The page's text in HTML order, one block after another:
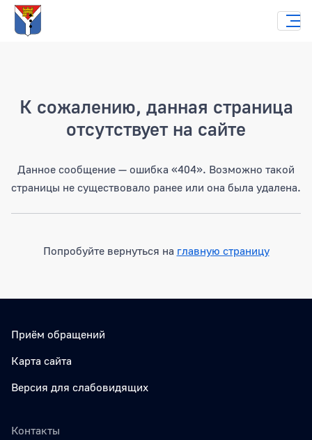
К сожалению, данная страница
отсутствует на сайте
Данное сообщение — ошибка «404». Возможно такой
страницы не существовало ранее или она была удалена.
Попробуйте вернуться на главную страницу
Приём обращений
Карта сайта
Версия для слабовидящих
Контакты